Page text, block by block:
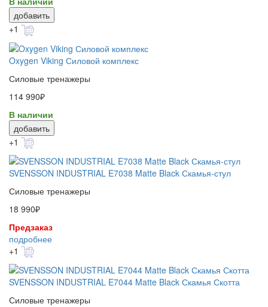
добавить
+1
Oxygen Viking Силовой комплекс
Силовые тренажеры
114 990₽
В наличии
добавить
+1
SVENSSON INDUSTRIAL E7038 Matte Black Скамья-стул
Силовые тренажеры
18 990₽
Предзаказ
подробнее
+1
SVENSSON INDUSTRIAL E7044 Matte Black Скамья Скотта
Силовые тренажеры